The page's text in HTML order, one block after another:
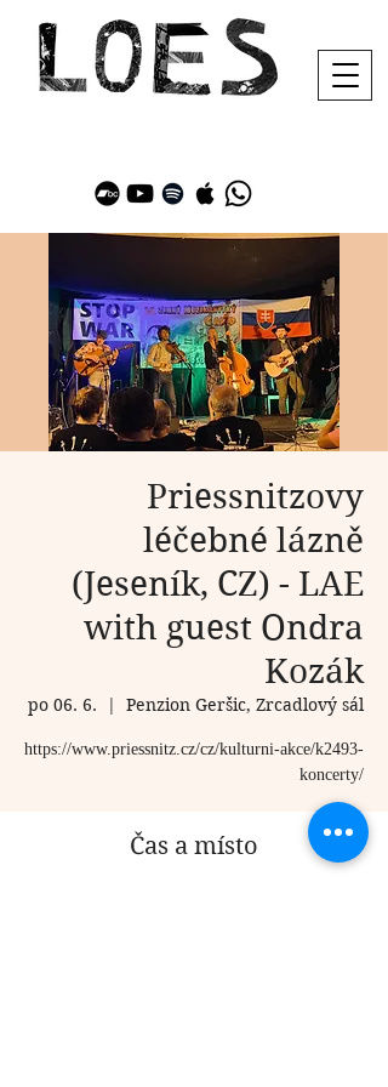
Priessnitzovy
léčebné lázně
(Jeseník, CZ) - LAE
with guest Ondra
Kozák
po 06. 6.
  |
Penzion Geršic, Zrcadlový sál
https://www.priessnitz.cz/cz/kulturni-akce/k2493-
koncerty/
Čas a místo